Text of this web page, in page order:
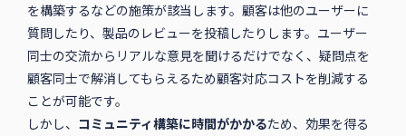
を構築するなどの施策が該当します。顧客は他のユーザーに
質問したり、製品のレビューを投稿したりします。ユーザー
同士の交流からリアルな意見を聞けるだけでなく、疑問点を
顧客同士で解消してもらえるため顧客対応コストを削減する
ことが可能です。
しかし、 コミュニティ構築に時間がかかるため、効果を得る